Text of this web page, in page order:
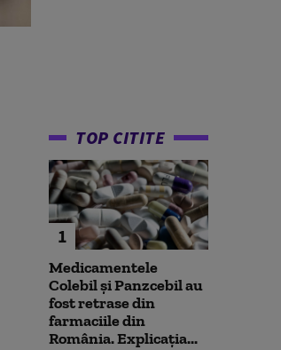
TOP CITITE
1
Medicamentele
Colebil și Panzcebil au
fost retrase din
farmaciile din
România. Explicația...